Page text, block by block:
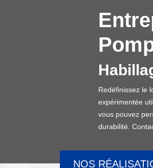
NOS
Redéfinissez le
expérimentée
vous pouvez
durabilité.